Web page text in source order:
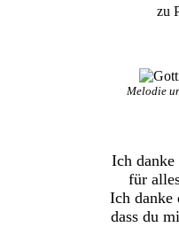
zu
Melodie
Ich
für
Ich danke
dass du